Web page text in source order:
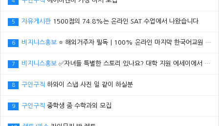
5 자유게시판 1500점의 74.8%는 온라인 SAT 수업에서 나왔습니다
6 비지니스홍보 ⭐ 해외거주자 필독｜100% 온라인 마지막 한국어교원 2급 추가모집 (~8/2)
7 비지니스홍보 ✅자녀들 특별한 스토리 있나요? 대학 지원 에세이에서 갈리는데..
8 구인구직 하와이 스냅 사진 일 같이 하실분
9 구인구직 중학생 줌 수학과외 모집